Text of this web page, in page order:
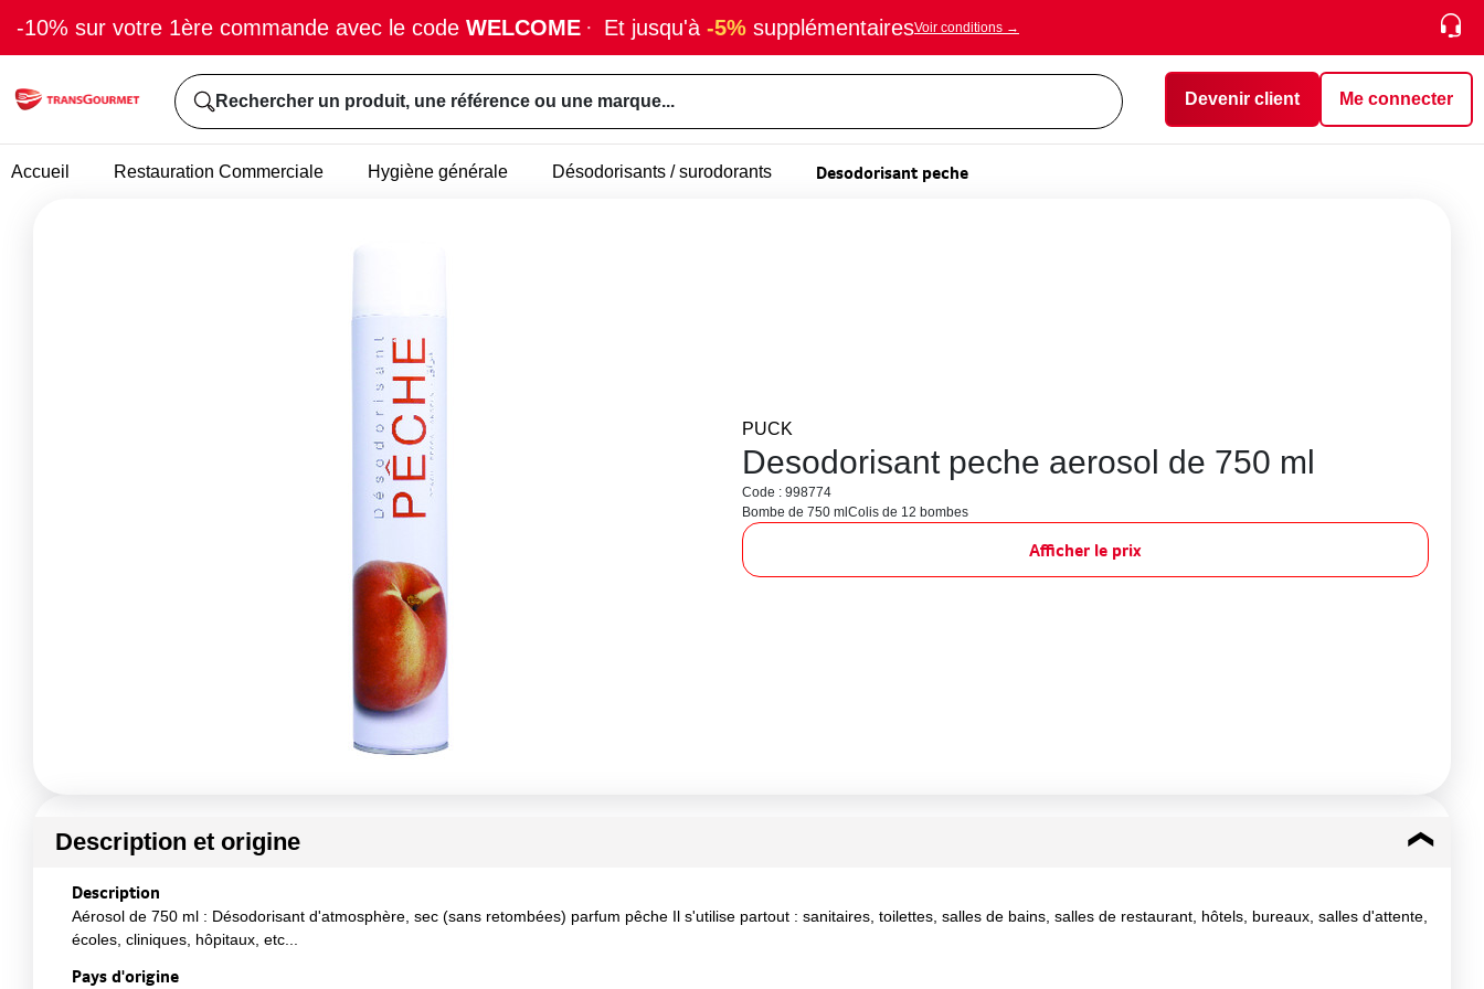
-10% sur votre 1ère commande avec le code WELCOME · Et jusqu'à -5% supplémentairesVoir conditions →
Rechercher un produit, une référence ou une marque... Devenir client Me connecter
Accueil Restauration Commerciale Hygiène générale Désodorisants / surodorants Desodorisant peche
PUCK
Desodorisant peche aerosol de 750 ml
Code : 998774
Bombe de 750 ml Colis de 12 bombes
Afficher le prix
Description et origine
Description
Aérosol de 750 ml : Désodorisant d'atmosphère, sec (sans retombées) parfum pêche Il s'utilise partout : sanitaires, toilettes, salles de bains, salles de restaurant, hôtels, bureaux, salles d'attente,
écoles, cliniques, hôpitaux, etc...
Pays d'origine